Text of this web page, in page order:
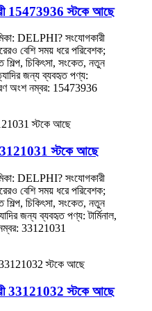
15473936 স্টকে আছে
DELPHI? সংযোগকারী
বেশি সময় ধরে পরিবেশক;
শিল্প, চিকিৎসা, সংকেত, নতুন
জন্য ব্যবহৃত পণ্য:
অংশ নম্বর: 15473936
স্টকে আছে
DELPHI? সংযোগকারী
বেশি সময় ধরে পরিবেশক;
শিল্প, চিকিৎসা, সংকেত, নতুন
জন্য ব্যবহৃত পণ্য: টার্মিনাল,
33121031
33121032 স্টকে আছে